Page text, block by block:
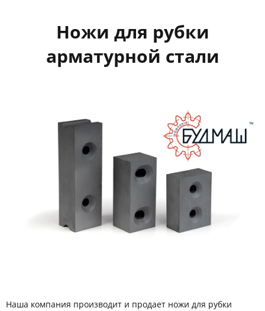
Ножи для рубки
арматурной стали
Наша компания производит и продает ножи для рубки